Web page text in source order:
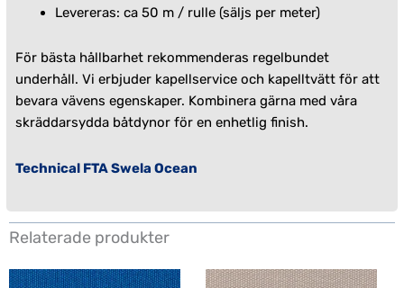
Levereras: ca 50 m / rulle (säljs per meter)
För bästa hållbarhet rekommenderas regelbundet
underhåll. Vi erbjuder kapellservice och kapelltvätt för att
bevara vävens egenskaper. Kombinera gärna med våra
skräddarsydda båtdynor för en enhetlig finish.
Technical FTA Swela Ocean
Relaterade produkter